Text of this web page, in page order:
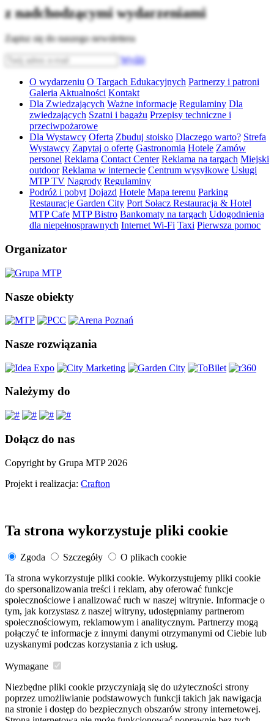
z nadchodzącymi wydarzeniami
Zapisz się do naszego newslettera
Wyślij
O wydarzeniu O Targach Edukacyjnych Partnerzy i patroni
GaleriaAktualności Kontakt
Dla Zwiedzających Ważne informacje Regulaminy Dla
zwiedzających Szatni i bagażu Przepisy techniczne i
przeciwpożarowe
Dla Wystawcy Oferta Zbuduj stoisko Dlaczego warto? Strefa
Wystawcy Zapytaj o ofertę Gastronomia Hotele Zamów
personel Reklama Contact Center Reklama na targach Miejski
outdoor Reklama w internecie Centrum wysyłkowe Usługi
MTP TV Nagrody Regulaminy
Podróż i pobyt Dojazd Hotele Mapa terenu Parking
Restauracje Garden City Port Sołacz Restauracja & Hotel
MTP Cafe MTP Bistro Bankomaty na targach Udogodnienia
dla niepełnosprawnych Internet Wi-Fi Taxi Pierwsza pomoc
Organizator
Nasze obiekty
Nasze rozwiązania
Należymy do
Dołącz do nas
Copyright by Grupa MTP 2026
Projekt i realizacja: Crafton
Ta strona wykorzystuje pliki cookie
Zgoda Szczegóły
O plikach cookie
Ta strona wykorzystuje pliki cookie. Wykorzystujemy pliki cookie
do spersonalizowania treści i reklam, aby oferować funkcje
społecznościowe i analizować ruch w naszej witrynie. Informacje o
tym, jak korzystasz z naszej witryny, udostępniamy partnerom
społecznościowym, reklamowym i analitycznym. Partnerzy mogą
połączyć te informacje z innymi danymi otrzymanymi od Ciebie lub
uzyskanymi podczas korzystania z ich usług.
Wymagane
Niezbędne pliki cookie przyczyniają się do użyteczności strony
poprzez umożliwianie podstawowych funkcji takich jak nawigacja
na stronie i dostęp do bezpiecznych obszarów strony internetowej.